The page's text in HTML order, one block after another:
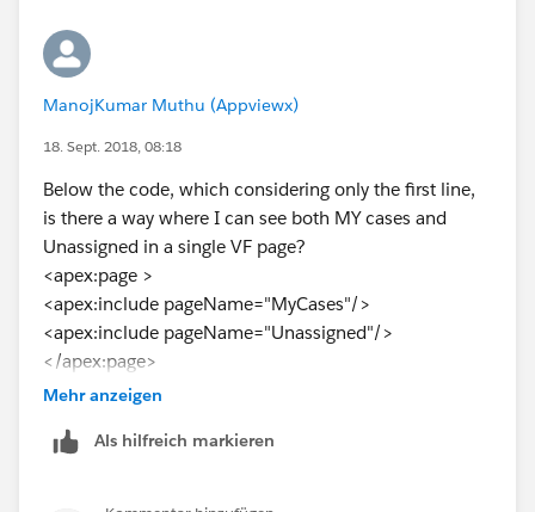
ManojKumar Muthu (Appviewx)
18. Sept. 2018, 08:18
Below the code, which considering only the first line,
is there a way where I can see both MY cases and
Unassigned in a single VF page?
<apex:page >
<apex:include pageName="MyCases"/>
<apex:include pageName="Unassigned"/>
</apex:page>
Mehr anzeigen
Als hilfreich markieren